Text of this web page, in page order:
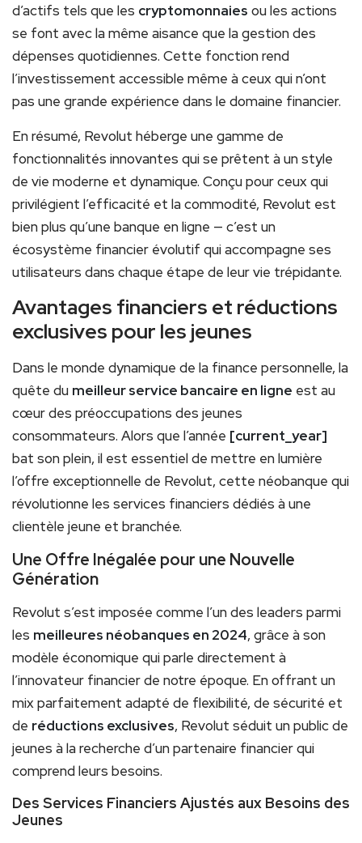
d’actifs tels que les cryptomonnaies ou les actions
se font avec la même aisance que la gestion des
dépenses quotidiennes. Cette fonction rend
l’investissement accessible même à ceux qui n’ont
pas une grande expérience dans le domaine financier.
En résumé, Revolut héberge une gamme de
fonctionnalités innovantes qui se prêtent à un style
de vie moderne et dynamique. Conçu pour ceux qui
privilégient l’efficacité et la commodité, Revolut est
bien plus qu’une banque en ligne — c’est un
écosystème financier évolutif qui accompagne ses
utilisateurs dans chaque étape de leur vie trépidante.
Avantages financiers et réductions
exclusives pour les jeunes
Dans le monde dynamique de la finance personnelle, la
quête du meilleur service bancaire en ligne est au
cœur des préoccupations des jeunes
consommateurs. Alors que l’année [current_year]
bat son plein, il est essentiel de mettre en lumière
l’offre exceptionnelle de Revolut, cette néobanque qui
révolutionne les services financiers dédiés à une
clientèle jeune et branchée.
Une Offre Inégalée pour une Nouvelle
Génération
Revolut s’est imposée comme l’un des leaders parmi
les meilleures néobanques en 2024, grâce à son
modèle économique qui parle directement à
l’innovateur financier de notre époque. En offrant un
mix parfaitement adapté de flexibilité, de sécurité et
de réductions exclusives, Revolut séduit un public de
jeunes à la recherche d’un partenaire financier qui
comprend leurs besoins.
Des Services Financiers Ajustés aux Besoins des
Jeunes